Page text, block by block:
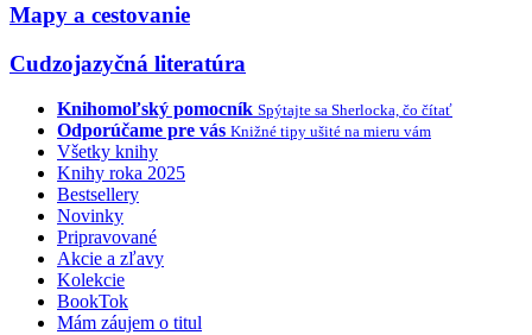
Mapy a cestovanie
Cudzojazyčná literatúra
Knihomoľský pomocník Spýtajte sa Sherlocka, čo čítať
Odporúčame pre vás Knižné tipy ušité na mieru vám
Všetky knihy
Knihy roka 2025
Bestsellery
Novinky
Pripravované
Akcie a zľavy
Kolekcie
BookTok
Mám záujem o titul